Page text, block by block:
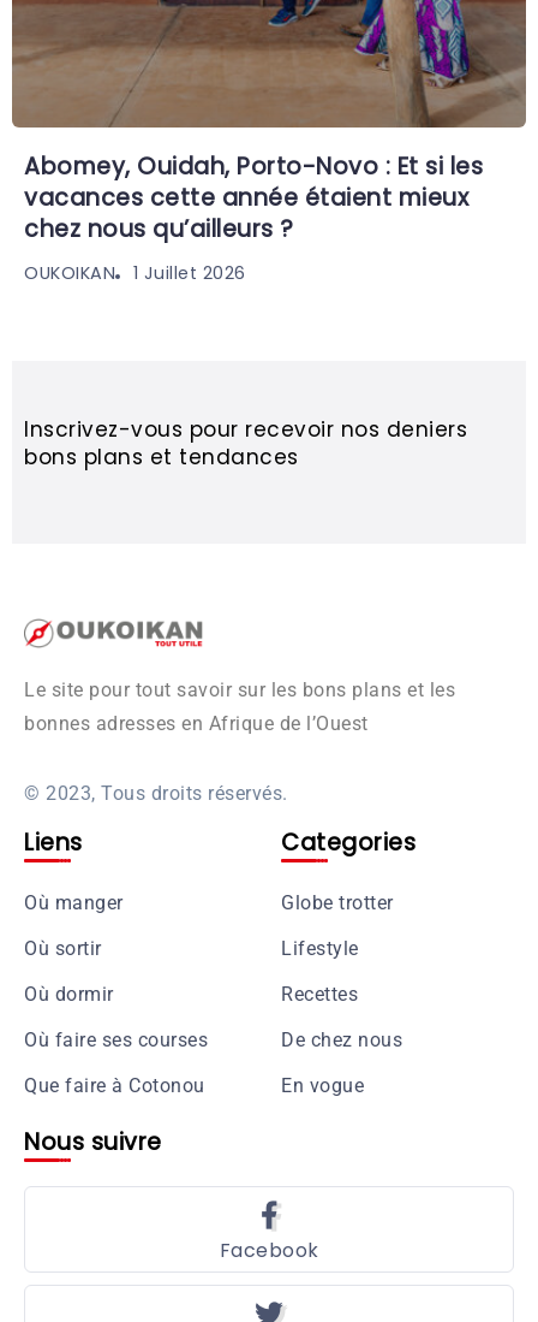
Abomey, Ouidah, Porto-Novo : Et si les
vacances cette année étaient mieux
chez nous qu’ailleurs ?
OUKOIKAN 1 Juillet 2026
Inscrivez-vous pour recevoir nos deniers
bons plans et tendances
Le site pour tout savoir sur les bons plans et les
bonnes adresses en Afrique de l’Ouest
© 2023, Tous droits réservés.
Liens
Où manger
Où sortir
Où dormir
Où faire ses courses
Que faire à Cotonou
Categories
Globe trotter
Lifestyle
Recettes
De chez nous
En vogue
Nous suivre
Facebook